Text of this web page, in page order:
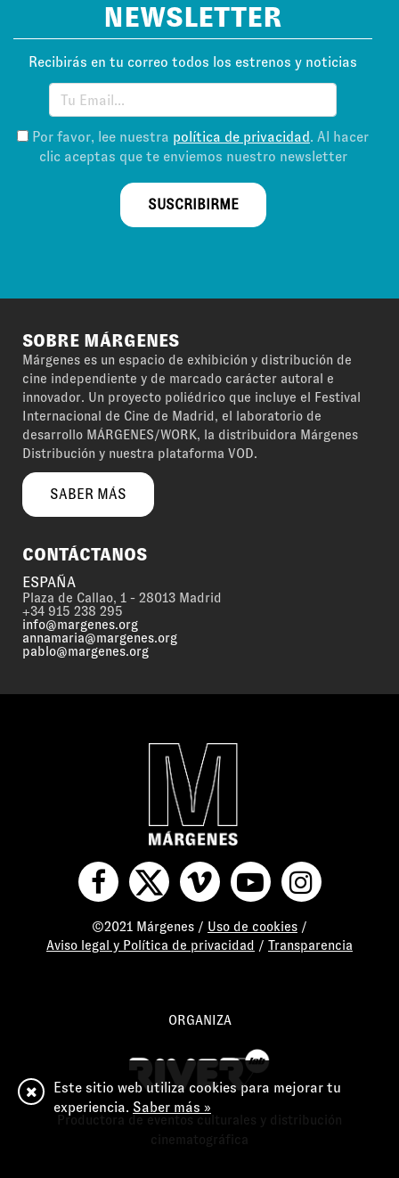
NEWSLETTER
Recibirás en tu correo todos los estrenos y noticias
Por favor, lee nuestra política de privacidad. Al hacer
clic aceptas que te enviemos nuestro newsletter
SUSCRIBIRME
SOBRE MÁRGENES
Márgenes es un espacio de exhibición y distribución de
cine independiente y de marcado carácter autoral e
innovador. Un proyecto poliédrico que incluye el Festival
Internacional de Cine de Madrid, el laboratorio de
desarrollo MÁRGENES/WORK, la distribuidora Márgenes
Distribución y nuestra plataforma VOD.
SABER MÁS
CONTÁCTANOS
ESPAÑA
Plaza de Callao, 1 - 28013 Madrid
+34 915 238 295
info@margenes.org
annamaria@margenes.org
pablo@margenes.org
©2021 Márgenes / Uso de cookies /
Aviso legal y Política de privacidad / Transparencia
ORGANIZA
Productora de eventos culturales y distribución
cinematográfica
Este sitio web utiliza cookies para mejorar tu
experiencia. Saber más »